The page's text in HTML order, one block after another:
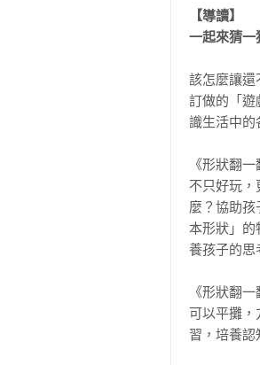
【導讀】
一起來猜一
該怎麼讓還
訂做的「遊
識生活中的
《形狀翻
不只好玩
麼？協助
本形狀」的
養孩子的思
《形狀翻
可以平攤，
習，培養認